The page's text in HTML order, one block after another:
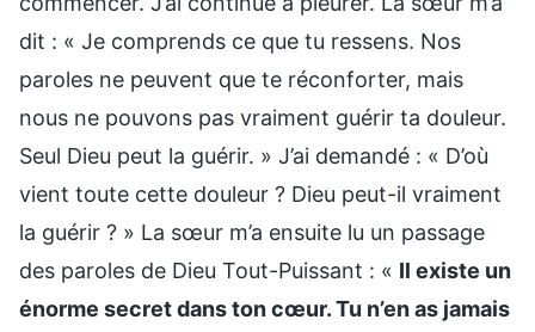
dit : « Je comprends ce que tu ressens. Nos
paroles ne peuvent que te réconforter, mais
nous ne pouvons pas vraiment guérir ta douleur.
Seul Dieu peut la guérir. » J’ai demandé : « D’où
vient toute cette douleur ? Dieu peut-il vraiment
la guérir ? » La sœur m’a ensuite lu un passage
des paroles de Dieu Tout-Puissant : « Il existe un
énorme secret dans ton cœur. Tu n’en as jamais